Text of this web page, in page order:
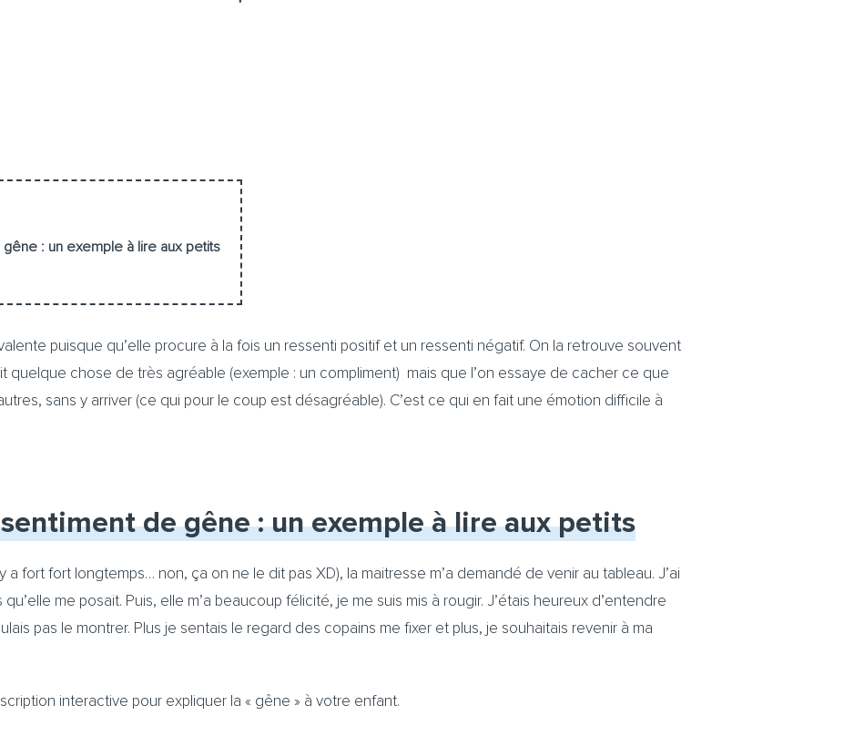
: un exemple à lire aux petits
puisque qu’elle procure à la fois un ressenti positif et un ressenti négatif. On la retrouve souvent
quelque chose de très agréable (exemple : un compliment) mais que l’on essaye de cacher ce que
sans y arriver (ce qui pour le coup est désagréable). C’est ce qui en fait une émotion difficile à
de gêne : un exemple à lire aux petits
a fort fort longtemps… non, ça on ne le dit pas XD), la maitresse m’a demandé de venir au tableau. J’ai
me posait. Puis, elle m’a beaucoup félicité, je me suis mis à rougir. J’étais heureux d’entendre
pas le montrer. Plus je sentais le regard des copains me fixer et plus, je souhaitais revenir à ma
interactive pour expliquer la « gêne » à votre enfant.